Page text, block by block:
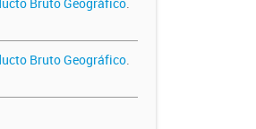
Bruto Geográfico.